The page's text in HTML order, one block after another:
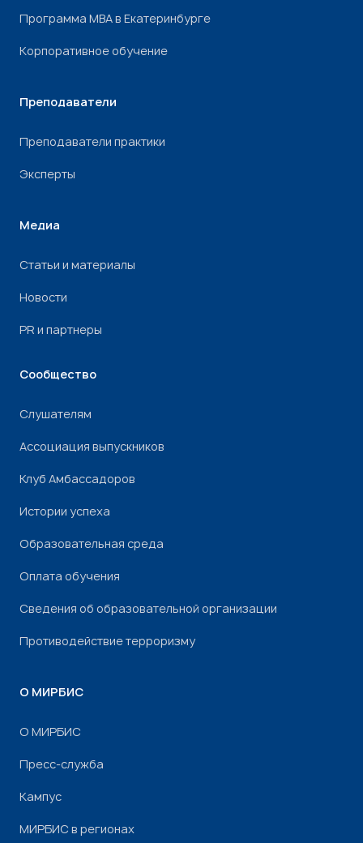
Программа МВА в Екатеринбурге
Корпоративное обучение
Преподаватели
Преподаватели практики
Эксперты
Медиа
Статьи и материалы
Новости
PR и партнеры
Сообщество
Слушателям
Ассоциация выпускников
Клуб Амбассадоров
Истории успеха
Образовательная среда
Оплата обучения
Сведения об образовательной организации
Противодействие терроризму
О МИРБИС
О МИРБИС
Пресс-служба
Кампус
МИРБИС в регионах